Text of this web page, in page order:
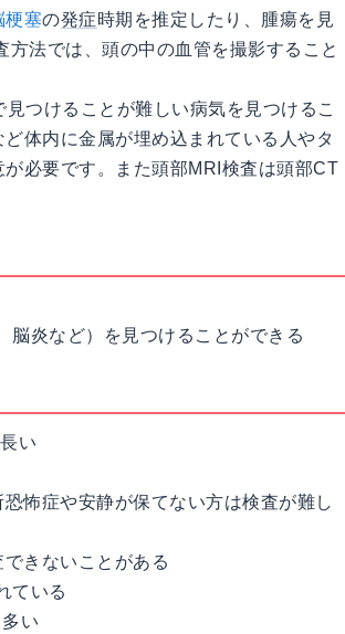
梗塞の発症時期を推定したり、腫瘍を見
方法では、頭の中の血管を撮影すること
見つけることが難しい病気を見つけるこ
ど体内に金属が埋め込まれている人やタ
必要です。また頭部MRI検査は頭部CT
、脳炎など）を見つけることができる
い
怖症や安静が保てない方は検査が難し
きないことがある
ている
い